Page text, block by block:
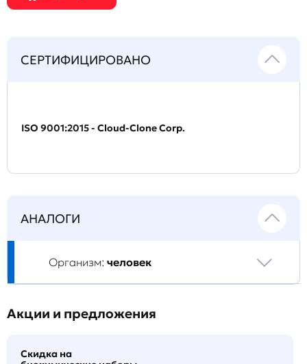
СЕРТИФИЦИРОВАНО
ISO 9001:2015 - Cloud-Clone Corp.
АНАЛОГИ
Организм: человек
Акции и предложения
Скидка на